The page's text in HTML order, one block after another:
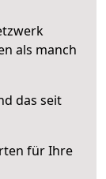
als manch
das seit
für Ihre